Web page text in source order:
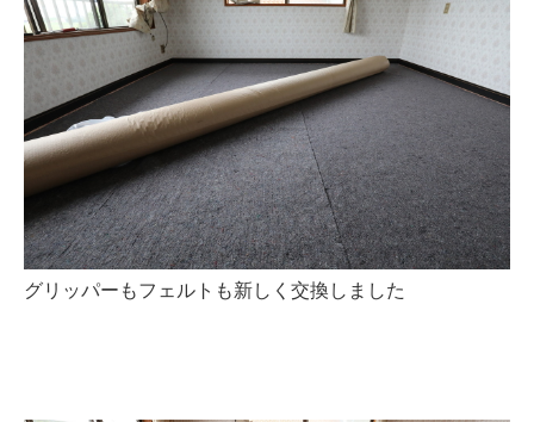
グリッパーもフェルトも新しく交換しました